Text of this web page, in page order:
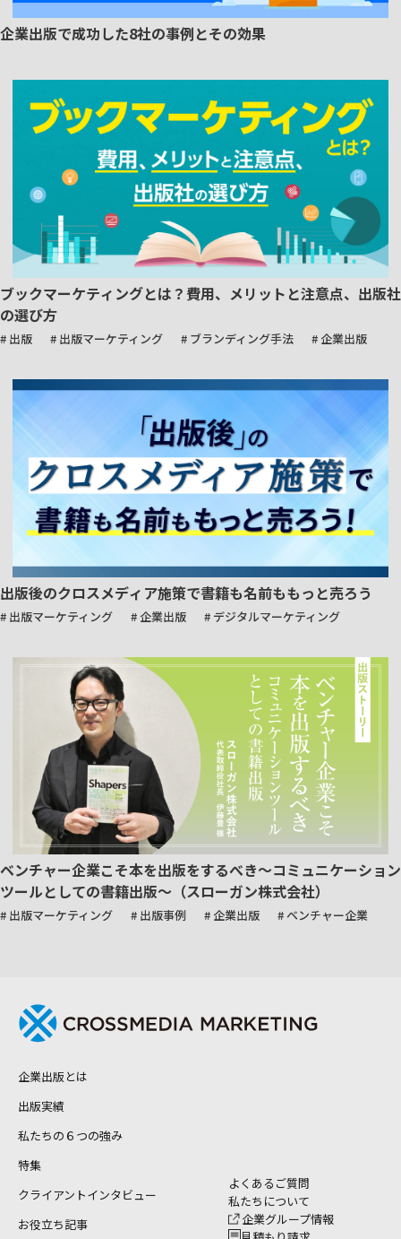
企業出版で成功した8社の事例とその効果
ブックマーケティングとは？費用、メリットと注意点、出版社
の選び方
# 出版 # 出版マーケティング # ブランディング手法 # 企業出版
出版後のクロスメディア施策で書籍も名前ももっと売ろう
# 出版マーケティング # 企業出版 # デジタルマーケティング
ベンチャー企業こそ本を出版をするべき～コミュニケーション
ツールとしての書籍出版～（スローガン株式会社）
# 出版マーケティング # 出版事例 # 企業出版 # ベンチャー企業
企業出版とは
出版実績
私たちの６つの強み
特集
クライアントインタビュー
お役立ち記事
よくあるご質問
私たちについて
企業グループ情報